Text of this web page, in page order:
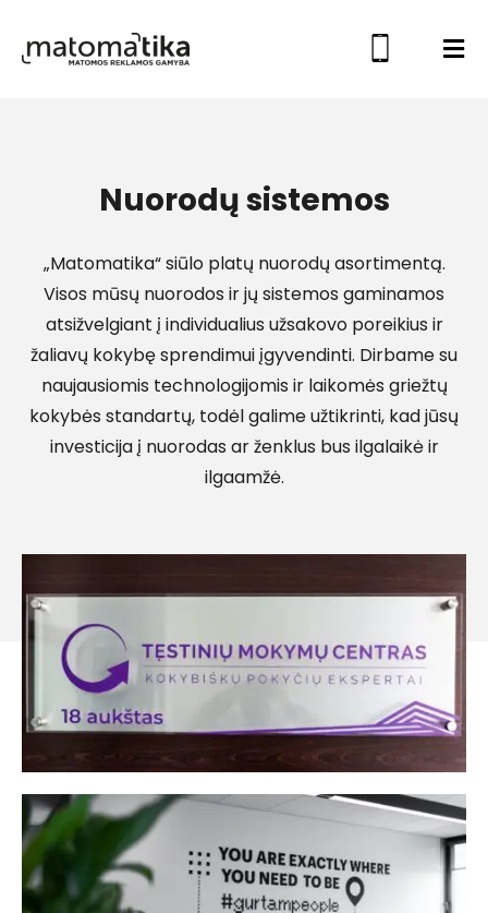
Nuorodų sistemos
„Matomatika“ siūlo platų nuorodų asortimentą.
Visos mūsų nuorodos ir jų sistemos gaminamos
atsižvelgiant į individualius užsakovo poreikius ir
žaliavų kokybę sprendimui įgyvendinti. Dirbame su
naujausiomis technologijomis ir laikomės griežtų
kokybės standartų, todėl galime užtikrinti, kad jūsų
investicija į nuorodas ar ženklus bus ilgalaikė ir
ilgaamžė.